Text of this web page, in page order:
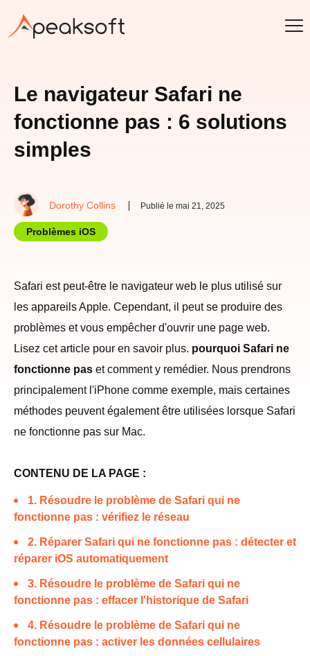
Le navigateur Safari ne
fonctionne pas : 6 solutions
simples
Dorothy Collins Publié le mai 21, 2025
Problèmes iOS
Safari est peut-être le navigateur web le plus utilisé sur
les appareils Apple. Cependant, il peut se produire des
problèmes et vous empêcher d'ouvrir une page web.
Lisez cet article pour en savoir plus. pourquoi Safari ne
fonctionne pas et comment y remédier. Nous prendrons
principalement l'iPhone comme exemple, mais certaines
méthodes peuvent également être utilisées lorsque Safari
ne fonctionne pas sur Mac.
CONTENU DE LA PAGE :
1. Résoudre le problème de Safari qui ne
fonctionne pas : vérifiez le réseau
2. Réparer Safari qui ne fonctionne pas : détecter et
réparer iOS automatiquement
3. Résoudre le problème de Safari qui ne
fonctionne pas : effacer l'historique de Safari
4. Résoudre le problème de Safari qui ne
fonctionne pas : activer les données cellulaires